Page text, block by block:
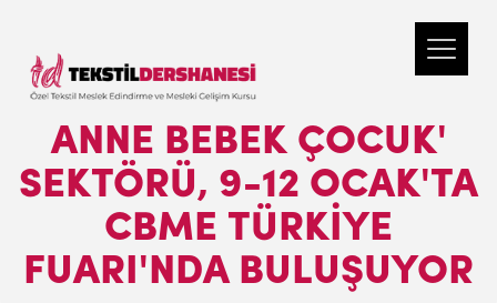
ANNE BEBEK ÇOCUK'
SEKTÖRÜ, 9-12 OCAK'TA
CBME TÜRKIYE
FUARI'NDA BULUŞUYOR